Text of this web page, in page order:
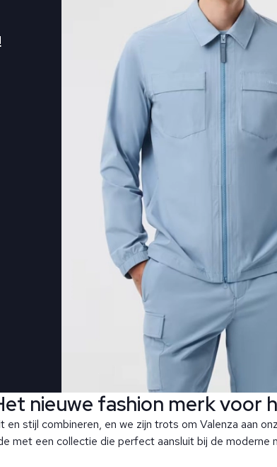
nieuwe fashion merk voor
en stijl combineren, en we zijn trots om Valenza aan
met een collectie die perfect aansluit bij de moderne